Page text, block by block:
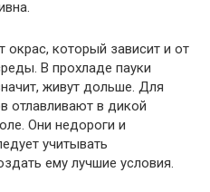
окрас, который зависит и от
В прохладе пауки
живут дольше. Для
отлавливают в дикой
Они недороги и
учитывать
ему лучшие условия.